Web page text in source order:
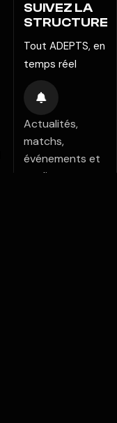
SUIVEZ LA
STRUCTURE
Tout ADEPTS, en
temps réel
Actualités,
matchs,
événements et
coulisses: